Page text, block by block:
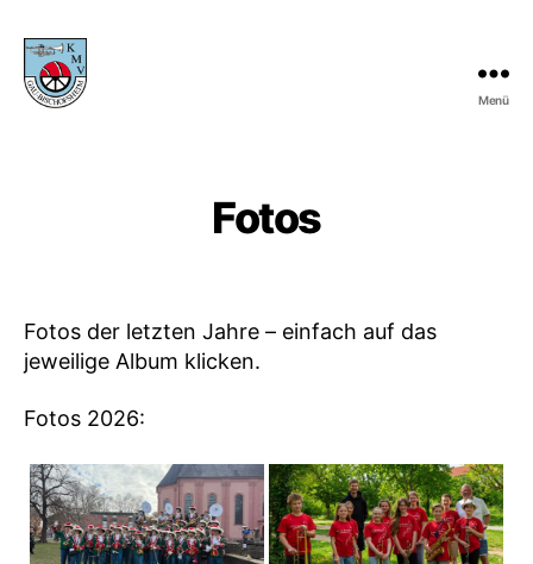
Menü
Fotos
Fotos der letzten Jahre – einfach auf das
jeweilige Album klicken.
Fotos 2026: